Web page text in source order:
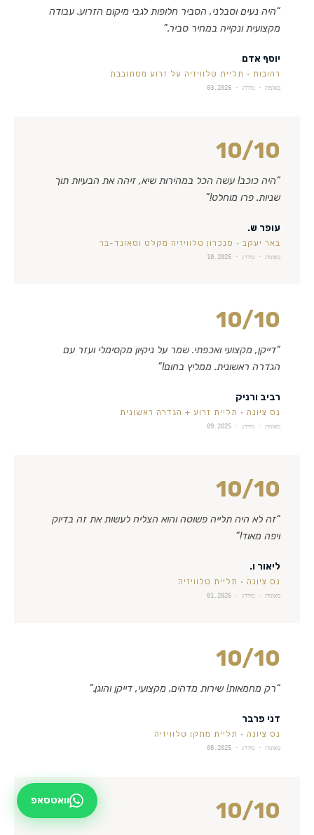
“היה נעים וסבלני, הסביר חלופות לגבי מיקום הזרוע. עבודה
מקצועית ונקייה במחיר סביר.”
יוסף אדם
רחובות · תליית טלוויזיה על זרוע מסתובבת
מאומת · מידרג · 03.2026
10/10
“היה כוכב! עשה הכל במהירות שיא, זיהה את הבעיות תוך
שניות. פרו מוחלט!”
עופר ש.
באר יעקב · סנכרון טלוויזיה מקלט וסאונד-בר
מאומת · מידרג · 10.2025
10/10
“דייקן, מקצועי ואכפתי. שמר על ניקיון מקסימלי ועזר עם
הגדרה ראשונית. ממליץ בחום!”
רביב ורניק
נס ציונה · תליית זרוע + הגדרה ראשונית
מאומת · מידרג · 09.2025
10/10
“זה לא היה תלייה פשוטה והוא הצליח לעשות את זה בדיוק
ויפה מאוד!”
ליאור ו.
נס ציונה · תליית טלוויזיה
מאומת · מידרג · 01.2026
10/10
“רק מחמאות! שירות מדהים. מקצועי, דייקן והוגן.”
דני פרבר
נס ציונה · תליית מתקן טלוויזיה
מאומת · מידרג · 08.2025
10/10 וואטסאפ